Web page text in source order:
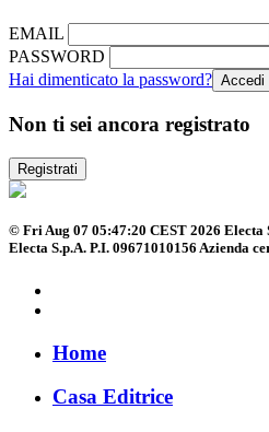
EMAIL
PASSWORD
Hai dimenticato la password?
Non ti sei ancora registrato
Registrati
© Fri Aug 07 05:47:20 CEST 2026 Electa
Electa S.p.A. P.I. 09671010156 Azienda
Home
Casa Editrice